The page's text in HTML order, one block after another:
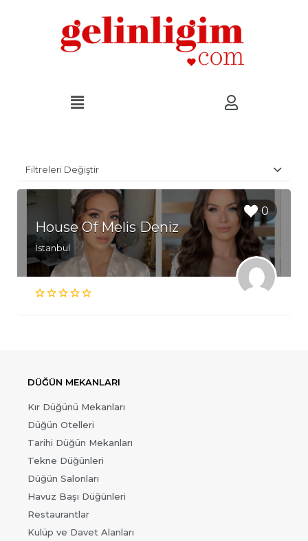
Filtreleri Değiştir
0
House Of Melis Deniz
İstanbul
DÜĞÜN MEKANLARI
Kır Düğünü Mekanları
Düğün Otelleri
Tarihi Düğün Mekanları
Tekne Düğünleri
Düğün Salonları
Havuz Başı Düğünleri
Restaurantlar
Kulüp ve Davet Alanları